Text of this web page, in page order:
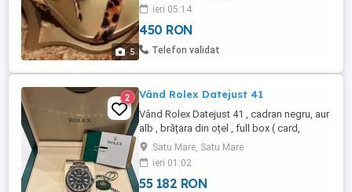
5
ieri 05:14
450 RON
Telefon validat
2 Vând Rolex Datejust 41
Vând Rolex Datejust 41 , cadran negru, aur
alb , brățara din oțel , full box ( card,
manual, cutie ) Accept și unele schimburi
doar cu Rolex
Satu Mare, Satu Mare
ieri 01:02
55 182 RON